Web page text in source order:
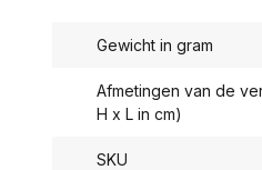
Gewicht in gram
Afmetingen van de
H x L in cm)
SKU